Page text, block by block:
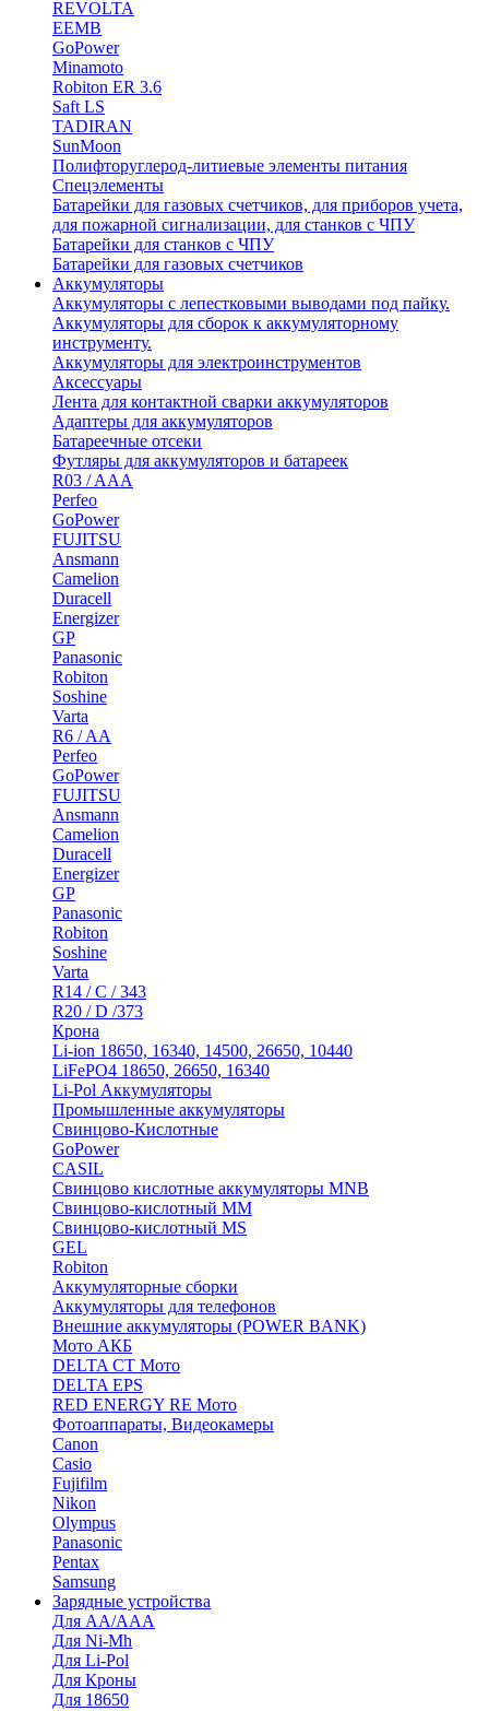
REVOLTA
EEMB
GoPower
Minamoto
Robiton ER 3.6
Saft LS
TADIRAN
SunMoon
Полифторуглерод-литиевые элементы питания
Спецэлементы
Батарейки для газовых счетчиков, для приборов учета,
для пожарной сигнализации, для станков с ЧПУ
Батарейки для станков с ЧПУ
Батарейки для газовых счетчиков
Аккумуляторы
Аккумуляторы с лепестковыми выводами под пайку.
Аккумуляторы для сборок к аккумуляторному
инструменту.
Аккумуляторы для электроинструментов
Аксессуары
Лента для контактной сварки аккумуляторов
Адаптеры для аккумуляторов
Батареечные отсеки
Футляры для аккумуляторов и батареек
R03 / AAA
Perfeo
GoPower
FUJITSU
Ansmann
Camelion
Duracell
Energizer
GP
Panasonic
Robiton
Soshine
Varta
R6 / AA
Perfeo
GoPower
FUJITSU
Ansmann
Camelion
Duracell
Energizer
GP
Panasonic
Robiton
Soshine
Varta
R14 / C / 343
R20 / D /373
Крона
Li-ion 18650, 16340, 14500, 26650, 10440
LiFePO4 18650, 26650, 16340
Li-Pol Аккумуляторы
Промышленные аккумуляторы
Свинцово-Кислотные
GoPower
CASIL
Свинцово кислотные аккумуляторы MNB
Cвинцово-кислотный MM
Cвинцово-кислотный MS
GEL
Robiton
Аккумуляторные сборки
Аккумуляторы для телефонов
Внешние аккумуляторы (POWER BANK)
Мото АКБ
DELTA CT Мото
DELTA EPS
RED ENERGY RE Мото
Фотоаппараты, Видеокамеры
Canon
Casio
Fujifilm
Nikon
Olympus
Panasonic
Pentax
Samsung
Зарядные устройства
Для AA/AAA
Для Ni-Mh
Для Li-Pol
Для Кроны
Для 18650